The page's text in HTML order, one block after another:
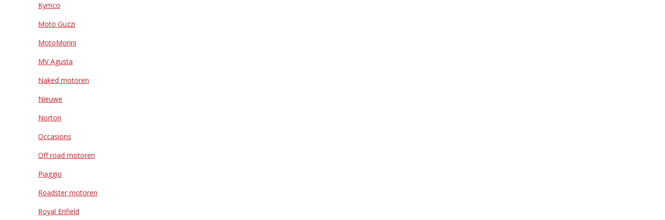
Kymco
Moto Guzzi
MotoMorini
MV Agusta
Naked motoren
Nieuwe
Norton
Occasions
Off road motoren
Piaggio
Roadster motoren
Royal Enfield